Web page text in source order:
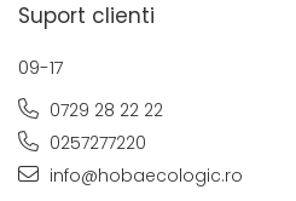
Suport clienti
09-17
0729 28 22 22
0257277220
info@hobaecologic.ro